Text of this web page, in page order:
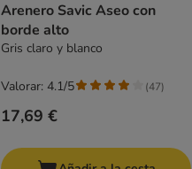
Arenero Savic Aseo con
borde alto
Gris claro y blanco
17,69 €
Valorar: 4.1/5 (47)